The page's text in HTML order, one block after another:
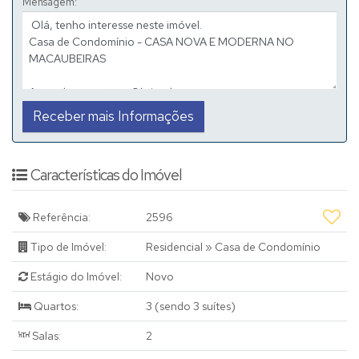
✅ Escritório com banheiro privativo;
✅ Copa de apoio;
🚨Informações importantes:
👉🏻 Será instalada marcenaria na cozinha, área gourmet e closet;
👉🏻 Todos os dormitórios contam com janelas automatizadas;
👉🏻 Esquadria de alumínio;
👉🏻 Detalhe no teto da garagem em forro vinílico;
da Boa Vista/SP;
📞 (19) 3631-2212
⌨️ https://bocoli.com.br/casa-nova-e-moderna-no-macaubeiras
Características do Imóvel
Referência: 2596
Tipo de Imóvel: Residencial » Casa de Condomínio
Estágio do Imóvel: Novo
Quartos: 3 (sendo 3 suítes)
Salas: 2